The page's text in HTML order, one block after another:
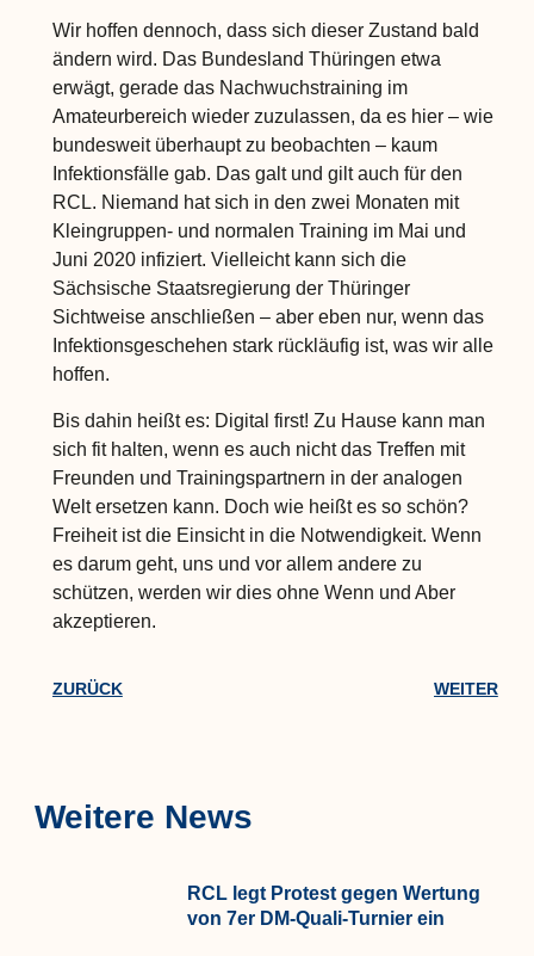
Wir hoffen dennoch, dass sich dieser Zustand bald
ändern wird. Das Bundesland Thüringen etwa
erwägt, gerade das Nachwuchstraining im
Amateurbereich wieder zuzulassen, da es hier – wie
bundesweit überhaupt zu beobachten – kaum
Infektionsfälle gab. Das galt und gilt auch für den
RCL. Niemand hat sich in den zwei Monaten mit
Kleingruppen- und normalen Training im Mai und
Juni 2020 infiziert. Vielleicht kann sich die
Sächsische Staatsregierung der Thüringer
Sichtweise anschließen – aber eben nur, wenn das
Infektionsgeschehen stark rückläufig ist, was wir alle
hoffen.
Bis dahin heißt es: Digital first! Zu Hause kann man
sich fit halten, wenn es auch nicht das Treffen mit
Freunden und Trainingspartnern in der analogen
Welt ersetzen kann. Doch wie heißt es so schön?
Freiheit ist die Einsicht in die Notwendigkeit. Wenn
es darum geht, uns und vor allem andere zu
schützen, werden wir dies ohne Wenn und Aber
akzeptieren.
ZURÜCK WEITER
Weitere News
RCL legt Protest gegen Wertung
von 7er DM-Quali-Turnier ein